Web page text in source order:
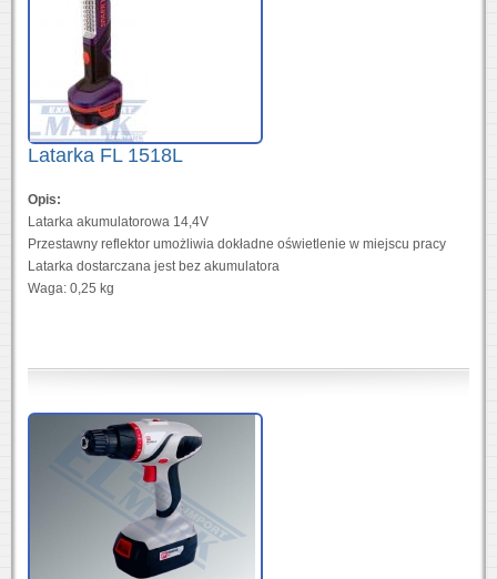
Latarka FL 1518L
Opis:
Latarka akumulatorowa 14,4V
Przestawny reflektor umożliwia dokładne oświetlenie w miejscu pracy
Latarka dostarczana jest bez akumulatora
Waga: 0,25 kg